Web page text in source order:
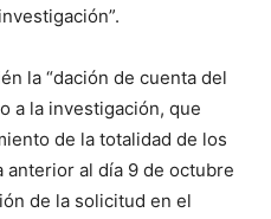
la “dación de cuenta del
a la investigación, que
de la totalidad de los
al día 9 de octubre
de la solicitud en el